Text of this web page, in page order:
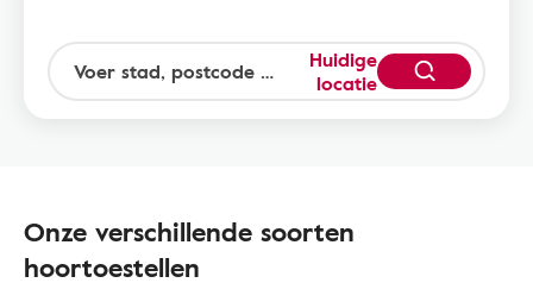
Huidige
locatie
Onze verschillende soorten
hoortoestellen